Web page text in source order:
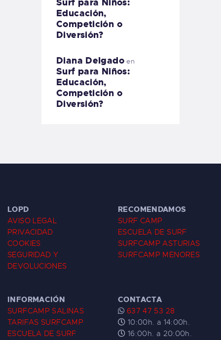
Surf para Niños:
Educación,
Competición o
Diversión?
Diana Delgadoen
Surf para Niños:
Educación,
Competición o
Diversión?
LOPD
AVISO LEGAL
PRIVACIDAD
COOKIES
SEGURIDAD Y
DEVOLUCIONES
RECOMENDAMOS
SURF CAMP
ESCUELA DE SURF
SURFCAMP ASTURIAS
SURFCAMP MENORES
INFORMACIÓN
SURFCAMP SALINAS
TARIFAS SURFCAMP
ESCUELA DE SURF
CONTACTA
637 47 53 28
10:00h. a 14:00h.
16:00h. a 20:00h.